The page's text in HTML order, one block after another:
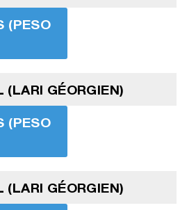
(PESO
(LARI GÉORGIEN)
(PESO
(LARI GÉORGIEN)